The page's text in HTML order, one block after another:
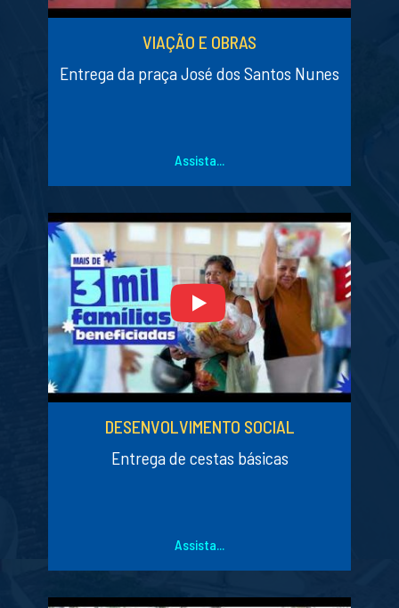
VIAÇÃO E OBRAS
Entrega da praça José dos Santos Nunes
Assista...
DESENVOLVIMENTO SOCIAL
Entrega de cestas básicas
Assista...